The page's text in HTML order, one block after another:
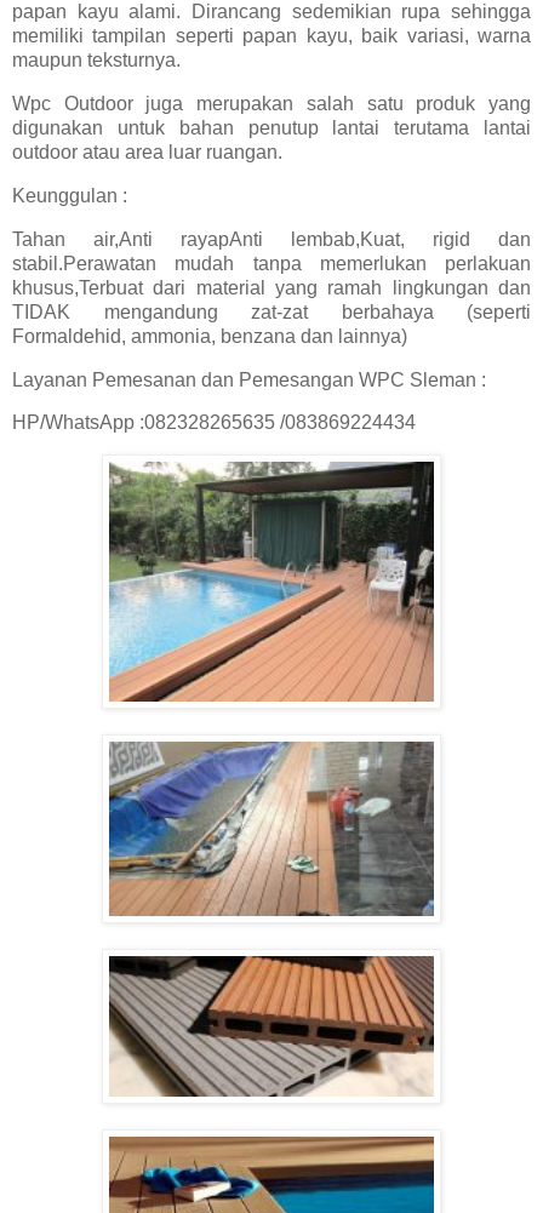
papan kayu alami. Dirancang sedemikian rupa sehingga
memiliki tampilan seperti papan kayu, baik variasi, warna
maupun teksturnya.
Wpc Outdoor juga merupakan salah satu produk yang
digunakan untuk bahan penutup lantai terutama lantai
outdoor atau area luar ruangan.
Keunggulan :
Tahan air,Anti rayapAnti lembab,Kuat, rigid dan
stabil.Perawatan mudah tanpa memerlukan perlakuan
khusus,Terbuat dari material yang ramah lingkungan dan
TIDAK mengandung zat-zat berbahaya (seperti
Formaldehid, ammonia, benzana dan lainnya)
Layanan Pemesanan dan Pemesangan WPC Sleman :
HP/WhatsApp :082328265635 /083869224434